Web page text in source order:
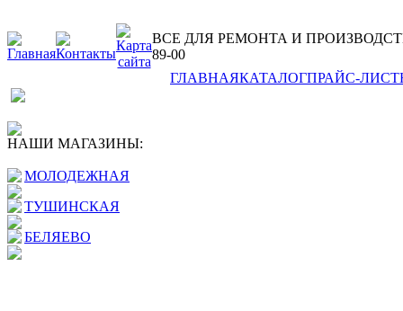
ВСЕ ДЛЯ РЕМОНТА И ПРОИЗВОДСТВА
89-00
ГЛАВНАЯКАТАЛОГПРАЙС-ЛИСТ
НАШИ МАГАЗИНЫ:
МОЛОДЕЖНАЯ
ТУШИНСКАЯ
БЕЛЯЕВО